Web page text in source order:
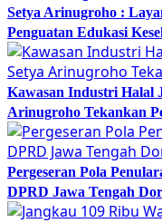
Setya Arinugroho :
Penguatan Edukasi
Kawasan Industri Halal
Arinugroho Tekankan
Pergeseran Pola
DPRD Jawa Tengah